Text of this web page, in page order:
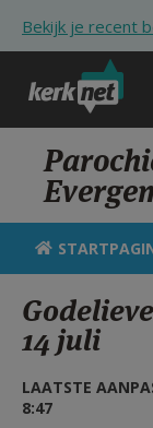
Bekijk je recent
HULP
14 juli
LAATSTE
8:47